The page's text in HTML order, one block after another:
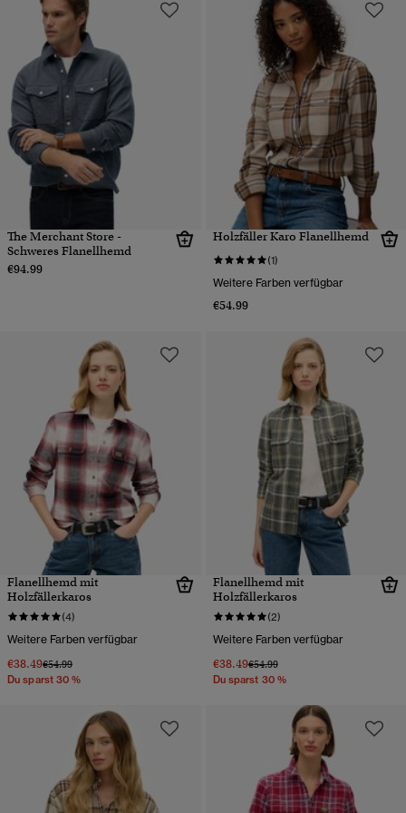
The Merchant Store -
Schweres Flanellhemd
€94.99
Holzfäller Karo Flanellhemd
(1)
Weitere Farben verfügbar
€54.99
Flanellhemd mit
Holzfällerkaros
(4)
Weitere Farben verfügbar
€38.49Preis wurde reduziert von
€54.99bis
Du sparst 30 %
Flanellhemd mit
Holzfällerkaros
(2)
Weitere Farben verfügbar
€38.49Preis wurde reduziert von
€54.99bis
Du sparst 30 %